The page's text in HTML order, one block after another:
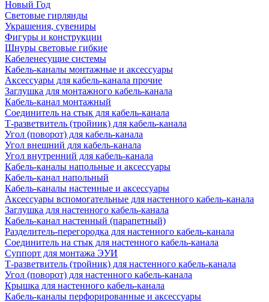
Новый Год
Световые гирлянды
Украшения, сувениры
Фигуры и конструкции
Шнуры световые гибкие
Кабеленесущие системы
Кабель-каналы монтажные и аксессуары
Аксессуары для кабель-канала прочие
Заглушка для монтажного кабель-канала
Кабель-канал монтажный
Соединитель на стык для кабель-канала
Т-разветвитель (тройник) для кабель-канала
Угол (поворот) для кабель-канала
Угол внешний для кабель-канала
Угол внутренний для кабель-канала
Кабель-каналы напольные и аксессуары
Кабель-канал напольный
Кабель-каналы настенные и аксессуары
Аксессуары вспомогательные для настенного кабель-канала
Заглушка для настенного кабель-канала
Кабель-канал настенный (парапетный)
Разделитель-перегородка для настенного кабель-канала
Соединитель на стык для настенного кабель-канала
Суппорт для монтажа ЭУИ
Т-разветвитель (тройник) для настенного кабель-канала
Угол (поворот) для настенного кабель-канала
Крышка для настенного кабель-канала
Кабель-каналы перфорированные и аксессуары